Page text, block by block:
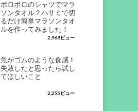
ボロボロのシャツでマラ
ソンタオル？ハサミで切
るだけ簡単マラソンタオ
ルを作ってみました！
2,968ビュー
魚がゴムのような食感！
失敗したと思ったら試し
てほしいこと
2,255ビュー